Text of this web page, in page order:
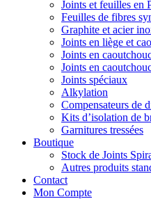
Joints et feuilles en
Feuilles de fibres
Graphite et acier
Joints en liège et
Joints en
Joints en
Joints spéciaux
Alkylation
Compensateurs de
Kits d’isolation de
Garnitures tressées
Boutique
Stock de Joints
Autres produits
Contact
Mon Compte